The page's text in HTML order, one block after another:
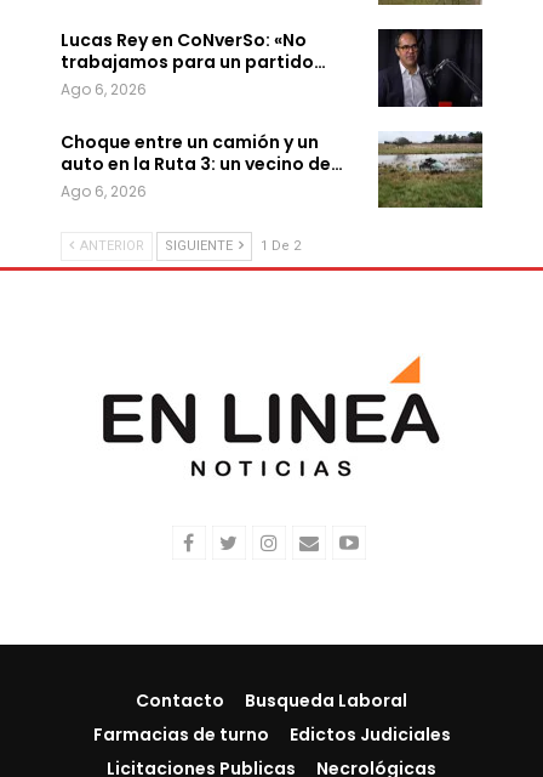
Lucas Rey en CoNverSo: «No
trabajamos para un partido…
Ago 6, 2026
Choque entre un camión y un
auto en la Ruta 3: un vecino de…
Ago 6, 2026
ANTERIOR SIGUIENTE 1 De 2
Contacto
Busqueda Laboral
Farmacias de turno
Edictos Judiciales
Licitaciones Publicas
Necrológicas